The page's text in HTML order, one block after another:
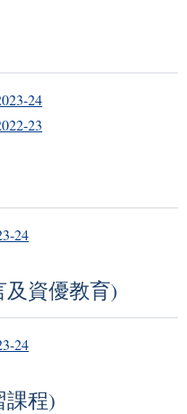
24
23
24
及資優教育)
24
課程)